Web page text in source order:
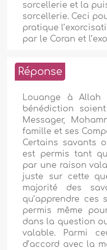
sorcellerie et la
sorcellerie. Ceci
pratique
par le Coran et
Réponse
Louange à
bénédiction
Messager,
famille et ses
Certains savants
est permis tant
par une raison
juste sur cette
majorité des
qu’apprendre ces
permis même
dans la question
valable. Parmi
d’accord avec la